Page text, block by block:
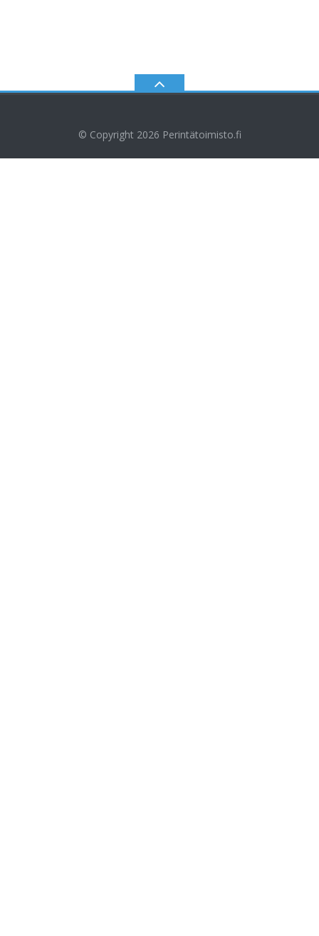
© Copyright 2026 Perintätoimisto.fi